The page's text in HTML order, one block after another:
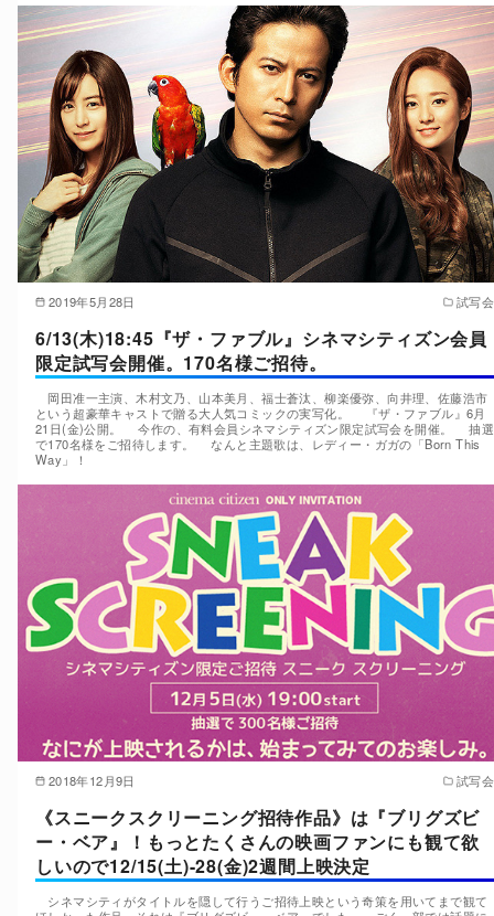
2019年5月28日 試写会
6/13(木)18:45『ザ・ファブル』シネマシティズン会員
限定試写会開催。170名様ご招待。
岡田准一主演、木村文乃、山本美月、福士蒼汰、柳楽優弥、向井理、佐藤浩市
という超豪華キャストで贈る大人気コミックの実写化。 『ザ・ファブル』6月
21日(金)公開。 今作の、有料会員シネマシティズン限定試写会を開催。 抽選
で170名様をご招待します。 なんと主題歌は、レディー・ガガの「Born This
Way」！
2018年12月9日 試写会
《スニークスクリーニング招待作品》は『ブリグズビ
ー・ベア』！もっとたくさんの映画ファンにも観て欲
しいので12/15(土)-28(金)2週間上映決定
シネマシティがタイトルを隠して行うご招待上映という奇策を用いてまで観て